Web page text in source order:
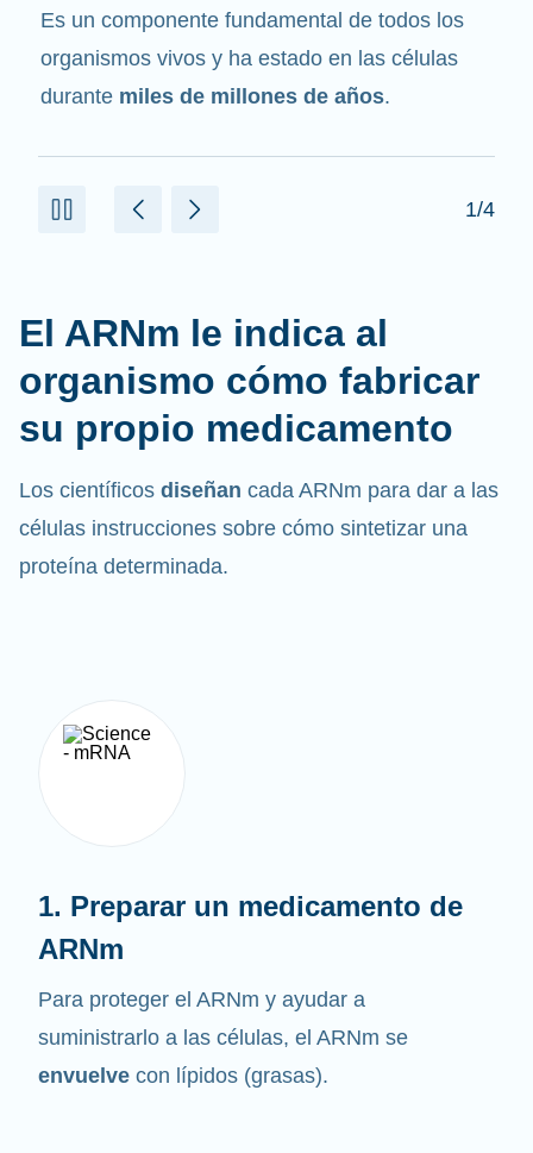
mensajero. Interactúa con otros componentes
de las células que ayudan a sintetizar las
proteínas.
2/4
El ARNm le indica al
organismo cómo fabricar
su propio medicamento
Los científicos diseñan cada ARNm para dar a las
células instrucciones sobre cómo sintetizar una
proteína determinada.
1. Preparar un medicamento de
ARNm
Para proteger el ARNm y ayudar a
suministrarlo a las células, el ARNm se
envuelve con lípidos (grasas).